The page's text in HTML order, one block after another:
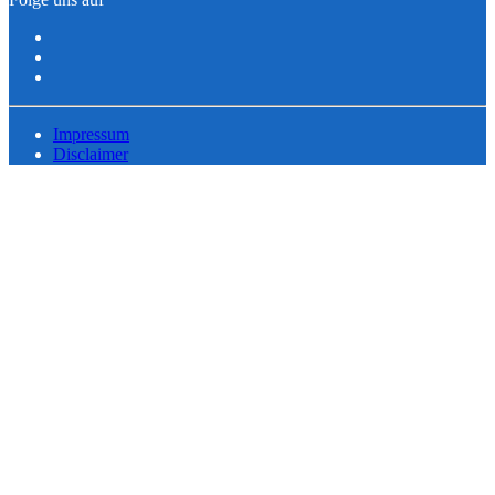
Impressum
Disclaimer